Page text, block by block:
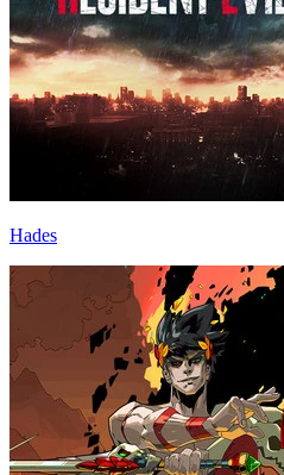
Hades